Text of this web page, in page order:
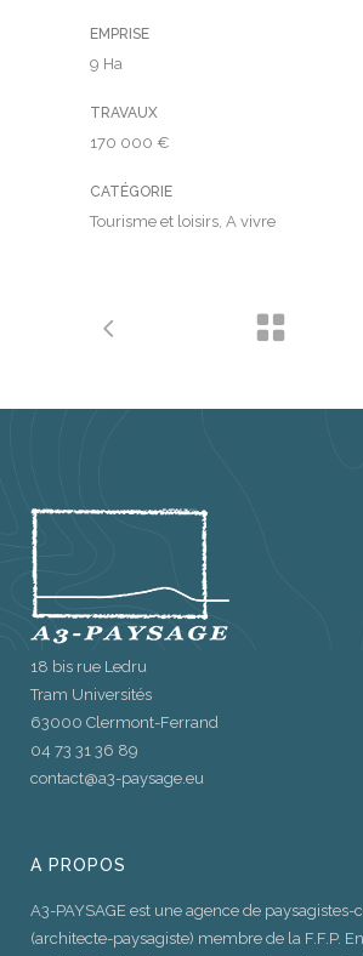
EMPRISE
9 Ha
TRAVAUX
170 000 €
CATÉGORIE
Tourisme et loisirs, A vivre
18 bis rue Ledru
Tram Universités
63000 Clermont-Ferrand
04 73 31 36 89
contact@a3-paysage.eu
A PROPOS
A3-PAYSAGE est une agence de paysagistes-
(architecte-paysagiste) membre de la F.F.P.